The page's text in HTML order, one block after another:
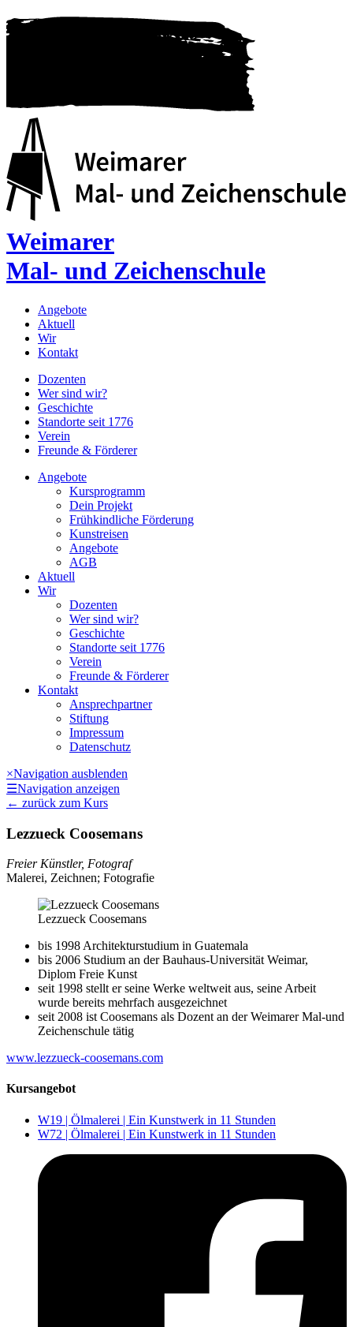
Weimarer
Mal- und Zeichenschule
Angebote
Aktuell
Wir
Kontakt
Dozenten
Wer sind wir?
Geschichte
Standorte seit 1776
Verein
Freunde & Förderer
Angebote
Kursprogramm
Dein Projekt
Frühkindliche Förderung
Kunstreisen
Angebote
AGB
Aktuell
Wir
Dozenten
Wer sind wir?
Geschichte
Standorte seit 1776
Verein
Freunde & Förderer
Kontakt
Ansprechpartner
Stiftung
Impressum
Datenschutz
×Navigation ausblenden
☰Navigation anzeigen
← zurück zum Kurs
Lezzueck Coosemans
Freier Künstler, Fotograf
Malerei, Zeichnen; Fotografie
Lezzueck Coosemans
bis 1998 Architekturstudium in Guatemala
bis 2006 Studium an der Bauhaus-Universität Weimar,
Diplom Freie Kunst
seit 1998 stellt er seine Werke weltweit aus, seine Arbeit
wurde bereits mehrfach ausgezeichnet
seit 2008 ist Coosemans als Dozent an der Weimarer Mal-und
Zeichenschule tätig
www.lezzueck-coosemans.com
Kursangebot
W19 | Ölmalerei | Ein Kunstwerk in 11 Stunden
W72 | Ölmalerei | Ein Kunstwerk in 11 Stunden